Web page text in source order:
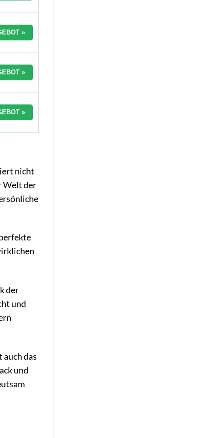
»
»
»
nicht
Welt der
der
und
das
und